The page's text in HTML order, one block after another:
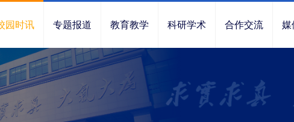
园时讯 专题报道 教育教学 科研学术 合作交流 媒